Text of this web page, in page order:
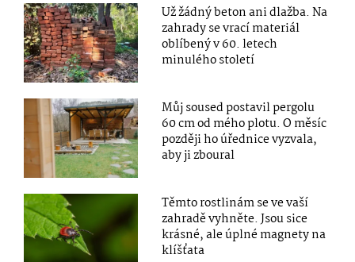
Už žádný beton ani dlažba. Na
zahrady se vrací materiál
oblíbený v 60. letech
minulého století
Můj soused postavil pergolu
60 cm od mého plotu. O měsíc
později ho úřednice vyzvala,
aby ji zboural
Těmto rostlinám se ve vaší
zahradě vyhněte. Jsou sice
krásné, ale úplné magnety na
klíšťata